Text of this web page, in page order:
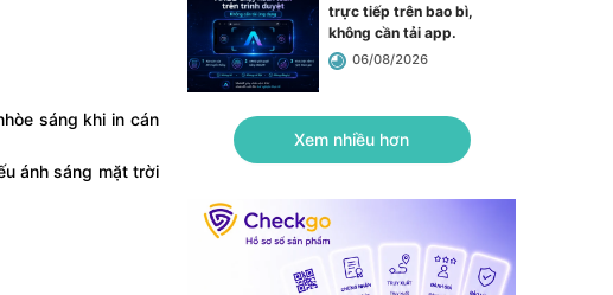
sáng khi in cán
ánh sáng mặt trời
trực tiếp trên bao bì,
không cần tải app.
06/08/2026
Xem nhiều hơn